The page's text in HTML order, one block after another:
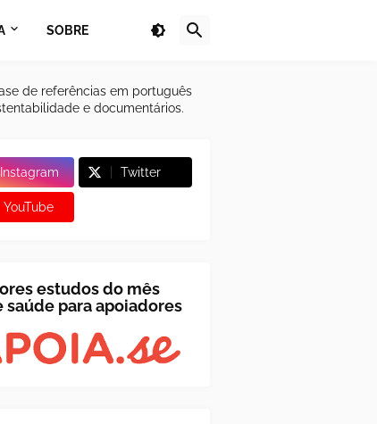
SOBRE
de referências em português
e documentários.
Instagram Twitter
YouTube
estudos do mês
saúde para apoiadores